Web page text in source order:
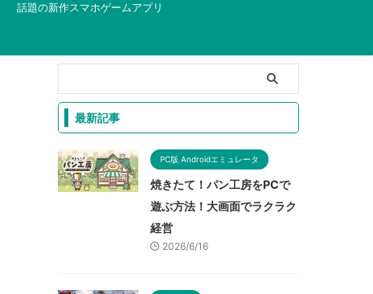
話題の新作スマホゲームアプリ
最新記事
PC版 Androidエミュレータ
焼きたて！パン工房をPCで
遊ぶ方法！大画面でラクラク
経営
2026/6/16